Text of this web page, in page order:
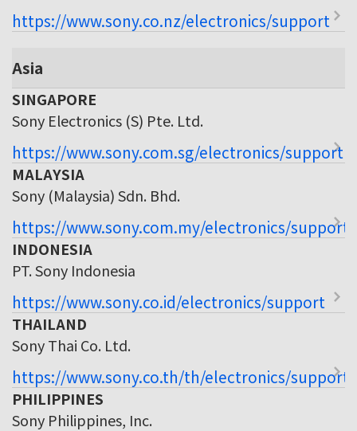
https://www.sony.co.nz/electronics/support
Asia
SINGAPORE
Sony Electronics (S) Pte. Ltd.
https://www.sony.com.sg/electronics/support
MALAYSIA
Sony (Malaysia) Sdn. Bhd.
https://www.sony.com.my/electronics/support
INDONESIA
PT. Sony Indonesia
https://www.sony.co.id/electronics/support
THAILAND
Sony Thai Co. Ltd.
https://www.sony.co.th/th/electronics/support
PHILIPPINES
Sony Philippines, Inc.